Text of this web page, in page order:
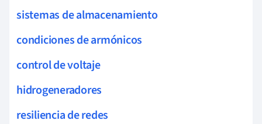
sistemas de almacenamiento
condiciones de armónicos
control de voltaje
hidrogeneradores
resiliencia de redes